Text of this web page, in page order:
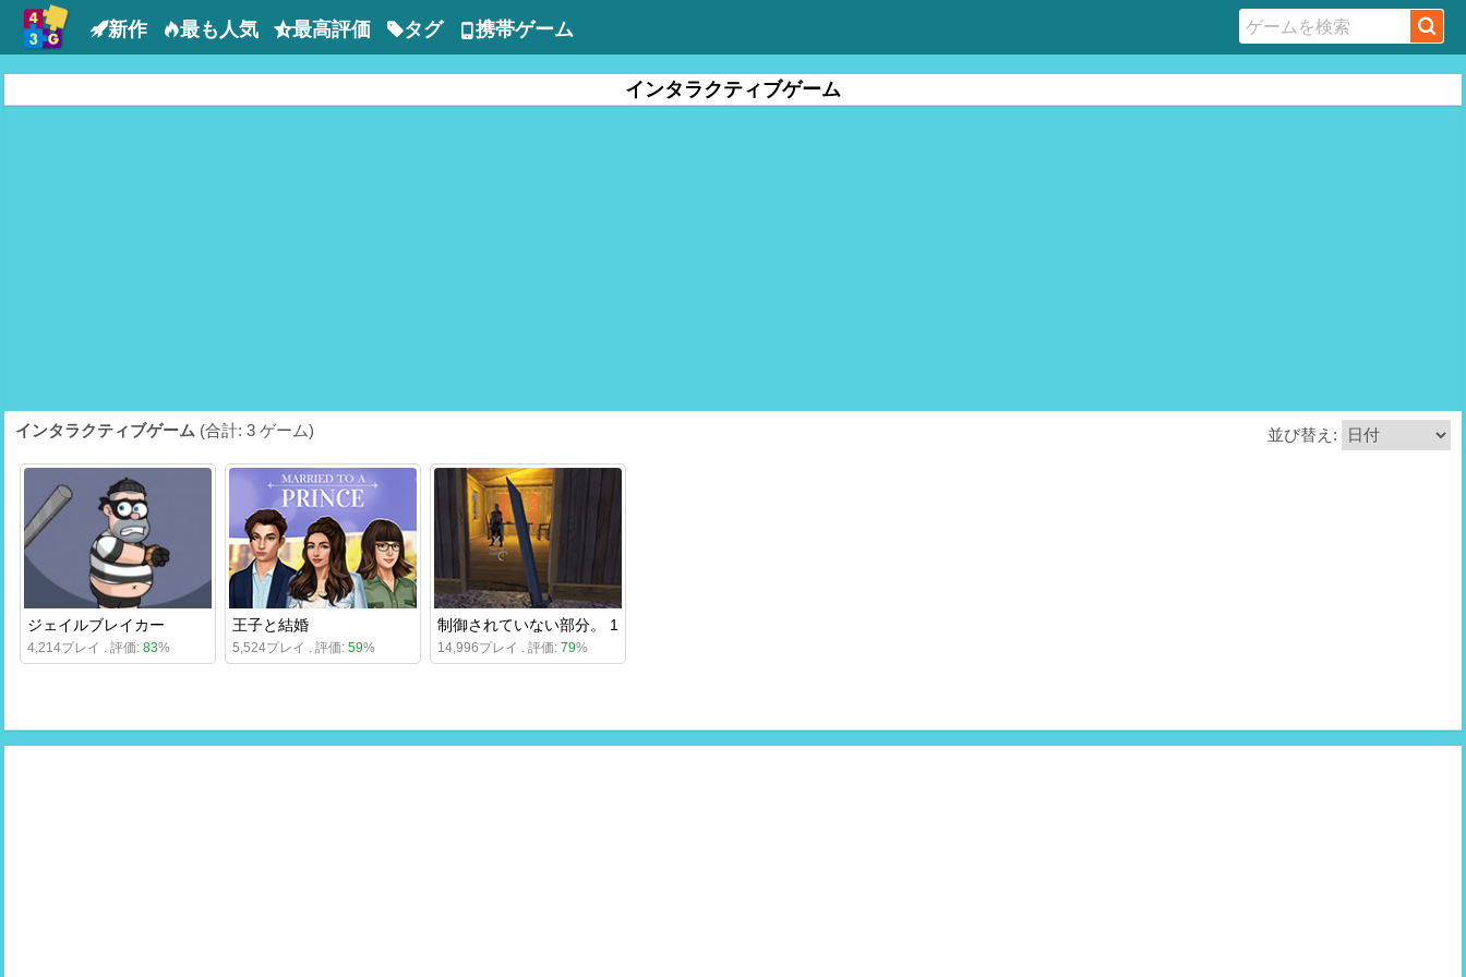
新作 最も人気 最高評価 タグ 携帯ゲーム
インタラクティブゲーム
インタラクティブゲーム (合計: 3 ゲーム) 並び替え:
ジェイルブレイカー
4,214プレイ . 評価: 83%
王子と結婚
5,524プレイ . 評価: 59%
制御されていない部分。 1
14,996プレイ . 評価: 79%